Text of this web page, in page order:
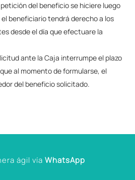
del beneficio se hiciere luego
beneficiario tendrá derecho a los
desde el día que efectuare la
ante la Caja interrumpe el plazo
al momento de formularse, el
del beneficio solicitado.
ágil vía WhatsApp